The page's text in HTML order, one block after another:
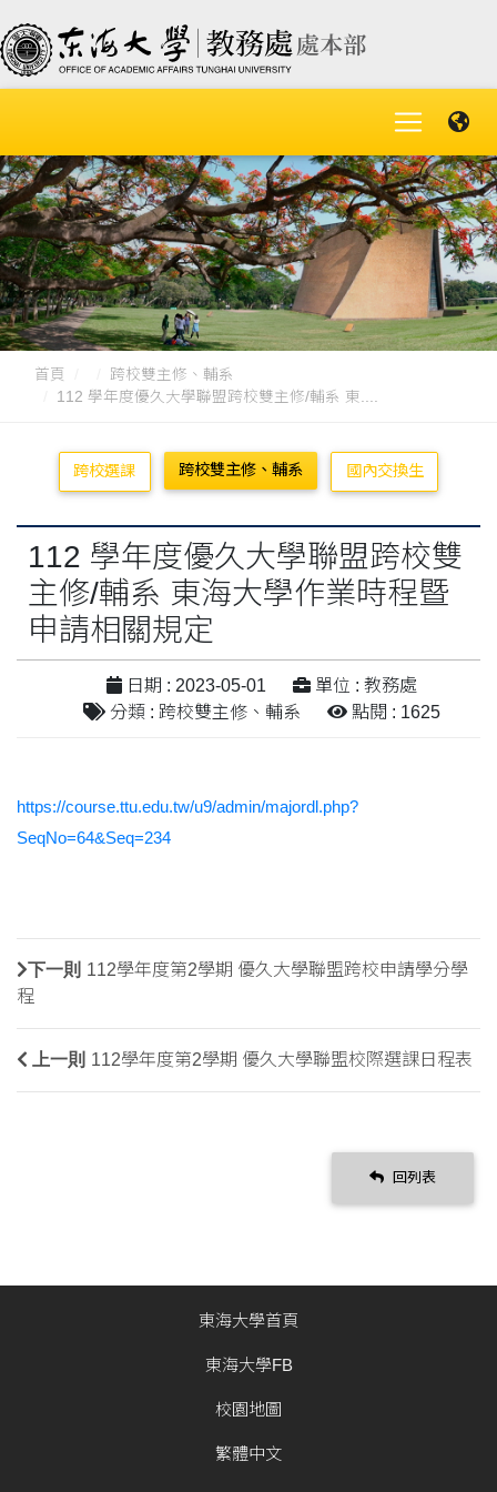
首頁
跨校雙主修、輔系
112 學年度優久大學聯盟跨校雙主修/輔系 東....
跨校選課 跨校雙主修、輔系 國內交換生
112 學年度優久大學聯盟跨校雙
主修/輔系 東海大學作業時程暨
申請相關規定
日期 : 2023-05-01
單位 : 教務處
分類 : 跨校雙主修、輔系
點閱 : 1625
https://course.ttu.edu.tw/u9/admin/majordl.php?
SeqNo=64&Seq=234
下一則 112學年度第2學期 優久大學聯盟跨校申請學分學
程
上一則 112學年度第2學期 優久大學聯盟校際選課日程表
回列表
東海大學首頁
東海大學FB
校園地圖
繁體中文